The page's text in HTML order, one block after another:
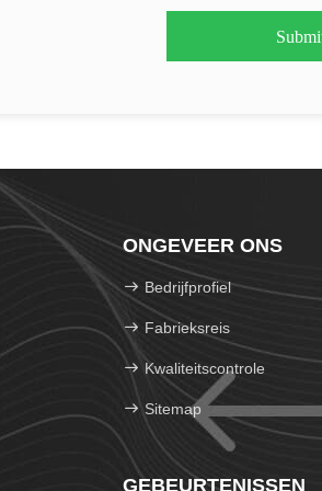
ONGEVEER ONS
Bedrijfprofiel
Fabrieksreis
Kwaliteitscontrole
Sitemap
GEBEURTENISSEN